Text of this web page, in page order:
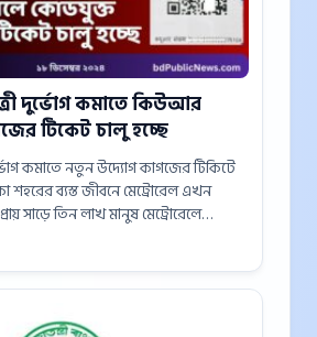
দুর্ভোগ কমাতে কিউআর
টিকেট চালু হচ্ছে
কমাতে নতুন উদ্যোগ কাগজের টিকিটে
ব্যস্ত জীবনে মেট্রোরেল এখন
সাড়ে তিন লাখ মানুষ মেট্রোরেলে
সাম্প্রতিক সময়ে একক যাত্রার টিকিটের